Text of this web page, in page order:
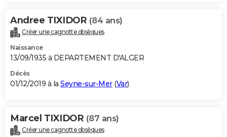
Andree TIXIDOR (84 ans)
Créer une cagnotte obsèques
Naissance
13/09/1935 à DEPARTEMENT D'ALGER
Décès
01/12/2019 à la Seyne-sur-Mer(Var)
Marcel TIXIDOR (87 ans)
Créer une cagnotte obsèques